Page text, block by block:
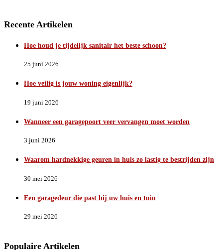
Recente Artikelen
Hoe houd je tijdelijk sanitair het beste schoon?
25 juni 2026
Hoe veilig is jouw woning eigenlijk?
19 juni 2026
Wanneer een garagepoort veer vervangen moet worden
3 juni 2026
Waarom hardnekkige geuren in huis zo lastig te bestrijden zijn
30 mei 2026
Een garagedeur die past bij uw huis en tuin
29 mei 2026
Populaire Artikelen